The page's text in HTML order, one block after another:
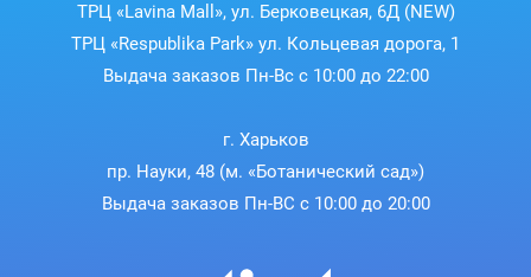
ТРЦ «Lavina Mall», ул. Берковецкая, 6Д (NEW)
ТРЦ «Respublika Park» ул. Кольцевая дорога, 1
Выдача заказов Пн-Вс с 10:00 до 22:00
г. Харьков
пр. Науки, 48 (м. «Ботанический сад»)
Выдача заказов Пн-ВС с 10:00 до 20:00